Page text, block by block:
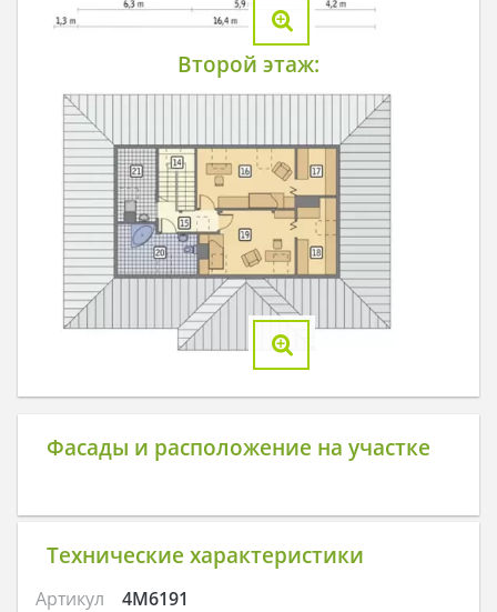
Второй этаж:
Фасады и расположение на участке
Технические характеристики
Артикул
4M6191